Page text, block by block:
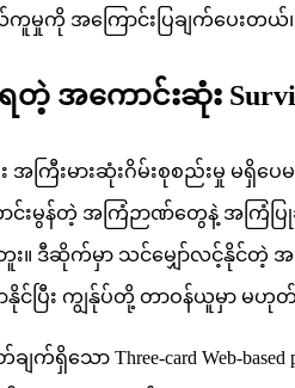
ကို အကြောင်းပြချက်ပေးတယ်
အကောင်းဆုံး
က်ပြီး အကြီးမားဆုံးဂိမ်းစုစည်
ာင်းမွန်တဲ့ အကြံဉာဏ်တွေနဲ့ အကြံပ
ဒီဆိုက်မှာ သင်မျှော်လင့်နိုင်တဲ့ အခ
နိုင်ပြီး ကျွန်ုပ်တို့ တာဝန်ယူမှာ
ချက်ရှိသော Three-card